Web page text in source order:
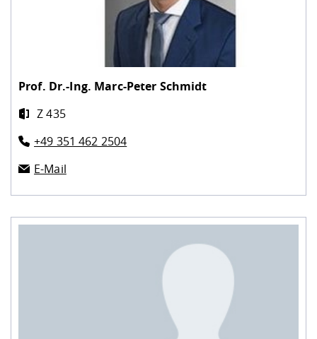
Prof. Dr.-Ing. Marc-Peter Schmidt
Z 435
+49 351 462 2504
E-Mail